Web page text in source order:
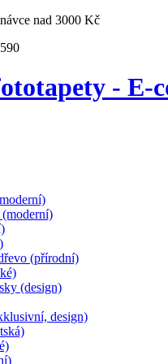
nad 3000 Kč
- E-
(přírodní)
(design)
design)